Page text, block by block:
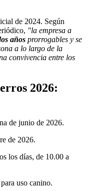
de 2024. Según
, "la empresa a
años prorrogables y se
a lo largo de la
convivencia entre los
2026:
de junio de 2026.
de 2026.
los días, de 10.00 a
uso canino.